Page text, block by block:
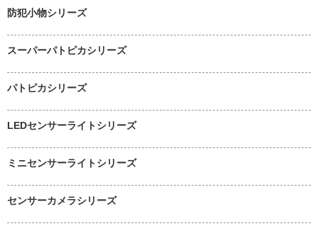
防犯小物シリーズ
スーパーパトピカシリーズ
パトピカシリーズ
LEDセンサーライトシリーズ
ミニセンサーライトシリーズ
センサーカメラシリーズ